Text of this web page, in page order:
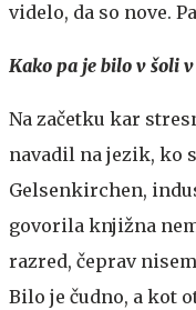
videlo, da so nove.
Kako pa je bilo v šoli
Na začetku kar
navadil na jezik, ko
Gelsenkirchen,
govorila knjižna
razred, čeprav
Bilo je čudno, a kot